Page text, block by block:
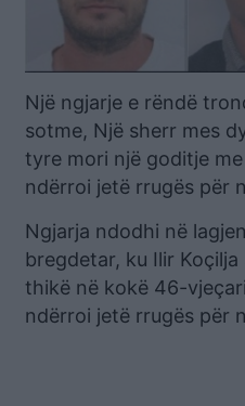
Një ngjarje e rëndë
sotme, Një sherr mes
tyre mori një goditje
ndërroi jetë rrugës për
Ngjarja ndodhi në
bregdetar, ku Ilir
thikë në kokë 46-
ndërroi jetë rrugës për